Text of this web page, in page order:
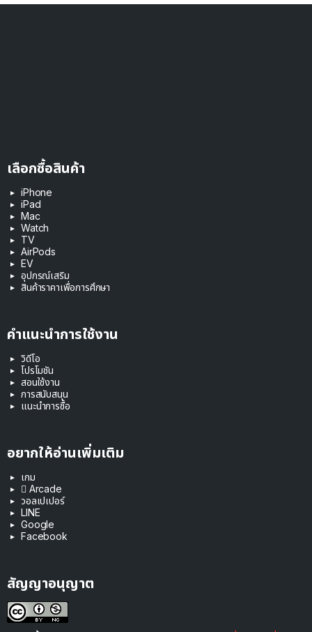
เลือกซื้อสินค้า
iPhone
iPad
Mac
Watch
TV
AirPods
EV
อุปกรณ์เสริม
สินค้าราคาเพื่อการศึกษา
คำแนะนำการใช้งาน
วิดีโอ
โปรโมชัน
สอนใช้งาน
การสนับสนุน
แนะนำการซื้อ
อยากให้อ่านเพิ่มเติม
เกม
 Arcade
วอลเปเปอร์
LINE
Google
Facebook
สัญญาอนุญาต